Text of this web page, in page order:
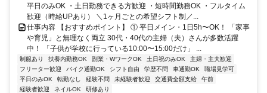
平日のみOK ・土日勤務できる方歓迎 ・短時間勤務OK ・フルタイム
歓迎（時給UPあり） ＼1ヶ月ごとの希望シフト制／...
仕事内容 【おすすめポイント】 ① 平日メイン・1日5h〜OK！ 「家事
や育児」と無理なく両立 30代・40代の主婦（夫）さんが多数活躍
中！ 「子供が学校に行っている10:00〜15:00だけ」 ...
制服あり 扶養内勤務OK 副業・WワークOK 土日祝のみOK
主婦・主夫歓迎
フリーター歓迎
バイク通勤OK シフト自由 学歴不問 車通勤OK
職場見学可
平日のみOK
転勤なし 経験不問 未経験者歓迎 交通費全額支給
午前
経験者歓迎
ネイルOK 研修あり